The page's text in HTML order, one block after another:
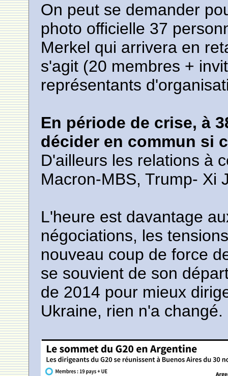
On peut se demander
photo officielle 37
Merkel qui arrivera en
s'agit (20 membres +
représentants
En période de crise, à
décider en commun si
D'ailleurs les relations à
Macron-MBS, Trump- Xi
L'heure est davantage
négociations, les
nouveau coup de force
se souvient de son
de 2014 pour mieux
Ukraine, rien n'a changé.